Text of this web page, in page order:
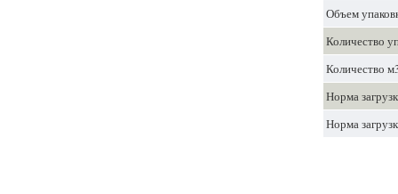
Объем
Количество
Количество
Норма
Норма